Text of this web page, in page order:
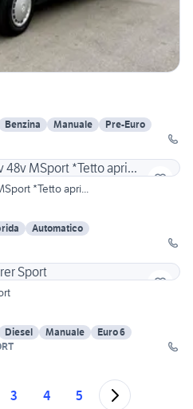
Benzina Manuale
Pre-Euro
*Tetto apri...
Automatico
Diesel Manuale
Euro 6
3 4 5